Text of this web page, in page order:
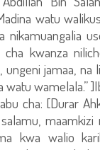
watu
nikamuangalia
kwanza
jamaa, na
watu wamelala.”
cha: [Durar
kwa walio